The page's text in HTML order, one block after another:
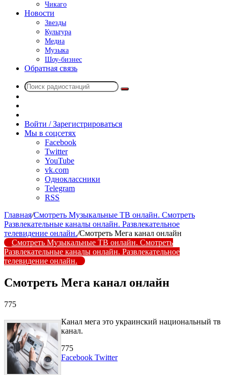
Чикаго
Новости
Звезды
Культура
Медиа
Музыка
Шоу-бизнес
Обратная связь
Поиск
радио
Войти / Зарегистрироваться
Мы в соцсетях
Facebook
Twitter
YouTube
vk.com
Одноклассники
Telegram
RSS
Главная/Смотреть Музыкальные ТВ онлайн. Смотреть
Развлекательные каналы онлайн. Развлекательное
телевидение онлайн./Смотреть Мега канал онлайн
Смотреть Музыкальные ТВ онлайн. Смотреть
Развлекательные каналы онлайн. Развлекательное
телевидение онлайн.
Смотреть Мега канал онлайн
775
Канал мега это украинский национальный тв
канал.
775
Facebook TwitterLinkedIn
Tumblr
Reddit
Вконтакте
Одноклассники
Skype
Messenger
Messenger
WhatsApp
Telegram
Viber
Line
Поделиться
Печатать